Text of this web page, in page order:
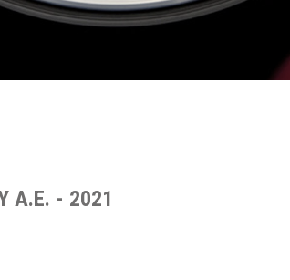
Α.Ε. - 2021